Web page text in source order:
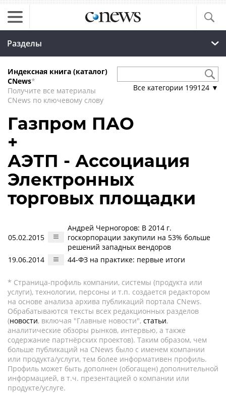
Разделы
Индексная книга (каталог)
CNews*
Получите все материалы
CNews по ключевому слову
Все категории 199124 ▼
Газпром ПАО
+
АЭТП - Ассоциация
Электронных
торговых площадки
05.02.2015
Андрей Черногоров: В 2014 г.
госкорпорации закупили на 53% больше
решений западных вендоров
19.06.2014
44-ФЗ на практике: первые итоги
* Страница-профиль компании, системы (продукта или
услуги), технологии, персоны и т.п. создается редактором
на основе анализа архива публикаций портала CNews.
Обрабатываются тексты всех редакционных разделов
(новости, включая "Главные новости", статьи,
аналитические обзоры рынков, интервью, а также
содержание партнёрских проектов). Таким образом, чем
больше публикаций на CNews было с именем компании
или продукта/услуги, тем более информативен профиль.
Профиль может быть дополнен (обогащен) дополнительной
информацией, в т.ч. презентацией о компании или
продукте/услуге.